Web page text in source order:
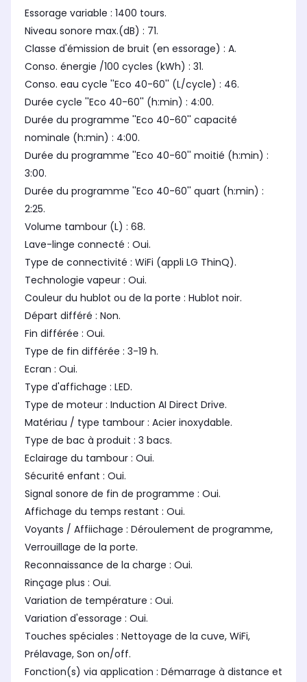
Essorage variable : 1400 tours.
Niveau sonore max.(dB) : 71.
Classe d'émission de bruit (en essorage) : A.
Conso. énergie /100 cycles (kWh) : 31.
Conso. eau cycle ''Eco 40-60'' (L/cycle) : 46.
Durée cycle ''Eco 40-60'' (h:min) : 4:00.
Durée du programme ''Eco 40-60'' capacité
nominale (h:min) : 4:00.
Durée du programme ''Eco 40-60'' moitié (h:min) :
3:00.
Durée du programme ''Eco 40-60'' quart (h:min) :
2:25.
Volume tambour (L) : 68.
Lave-linge connecté : Oui.
Type de connectivité : WiFi (appli LG ThinQ).
Technologie vapeur : Oui.
Couleur du hublot ou de la porte : Hublot noir.
Départ différé : Non.
Fin différée : Oui.
Type de fin différée : 3-19 h.
Ecran : Oui.
Type d'affichage : LED.
Type de moteur : Induction AI Direct Drive.
Matériau / type tambour : Acier inoxydable.
Type de bac à produit : 3 bacs.
Eclairage du tambour : Oui.
Sécurité enfant : Oui.
Signal sonore de fin de programme : Oui.
Affichage du temps restant : Oui.
Voyants / Affiichage : Déroulement de programme,
Verrouillage de la porte.
Reconnaissance de la charge : Oui.
Rinçage plus : Oui.
Variation de température : Oui.
Variation d'essorage : Oui.
Touches spéciales : Nettoyage de la cuve, WiFi,
Prélavage, Son on/off.
Fonction(s) via application : Démarrage à distance et